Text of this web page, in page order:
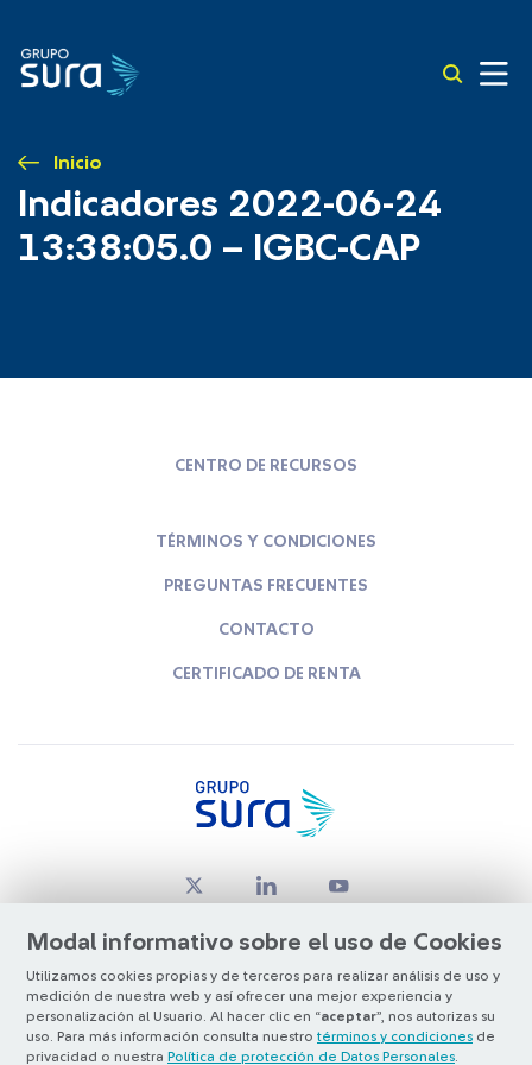
Inicio
Indicadores 2022-06-24
13:38:05.0 – IGBC-CAP
Modal informativo sobre el uso de Cookies
Utilizamos cookies propias y de terceros para realizar análisis de uso y
medición de nuestra web y así ofrecer una mejor experiencia y
personalización al Usuario. Al hacer clic en “aceptar”, nos autorizas su
uso. Para más información consulta nuestro términos y condiciones de
privacidad o nuestra Política de protección de Datos Personales
CENTRO DE RECURSOS
TÉRMINOS Y CONDICIONES
PREGUNTAS FRECUENTES
CONTACTO
CERTIFICADO DE RENTA
© Copyright Grupo SURA 2026